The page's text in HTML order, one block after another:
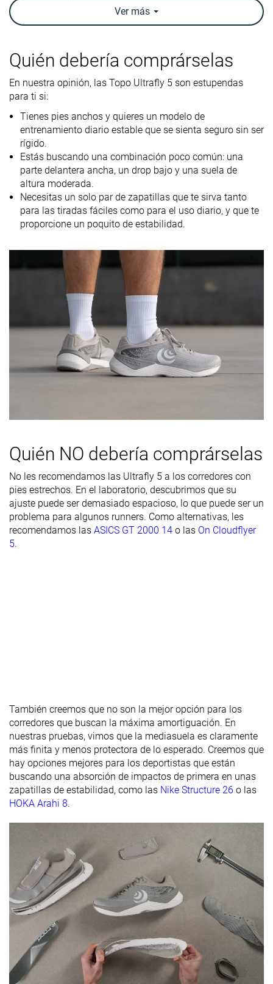
Arch support Estabilidad Estabilidad
Peso
Peso marca
9.6 oz / 272g 10.1 oz / 285g 9.6 oz / 272g
Drop
laboratorio
5.0 mm 7.3 mm 6.6 mm
Técnica de
carrera
Medio/antepié Medio/antepié Medio/
Talla
Tallan bien
Rigidez de la
mediasuela
- - Equilibrada
la rigidez de la
delantera
Decente Mala
del acolchado
del talón
Media Alta
Transpirabilidad Media
ajuste
Anchura de la
parte
delantera
Ancha Media Ancha
Antepié
laboratorio
Antepié
marca
25.2 mm
23.0 mm
25.7 mm
27.0 mm
26.4 mm
27.0 mm
Anchuras
disponibles
Estándar
Estándar
Ancho
Estándar
Ancho
friendly
Estación
Todas las
estaciones
Todas las
-
Removable
insole
✓ ✓
Clasificación #203 #172 Top 46%
Popularidad #330 45% inferior #265 29% inferior 35%
Ver más
Quién debería comprárselas
En nuestra opinión, las Topo Ultrafly 5 son estupendas
para ti si:
Tienes pies anchos y quieres un modelo de
entrenamiento diario estable que se sienta seguro sin ser
rígido.
Estás buscando una combinación poco común: una
parte delantera ancha, un drop bajo y una suela de
altura moderada.
Necesitas un solo par de zapatillas que te sirva tanto
para las tiradas fáciles como para el uso diario, y que te
proporcione un poquito de estabilidad.
Quién NO debería comprárselas
No les recomendamos las Ultrafly 5 a los corredores con
pies estrechos. En el laboratorio, descubrimos que su
ajuste puede ser demasiado espacioso, lo que puede ser un
problema para algunos runners. Como alternativas, les
recomendamos las ASICS GT 2000 14 o las On Cloudflyer
5.
También creemos que no son la mejor opción para los
corredores que buscan la máxima amortiguación. En
nuestras pruebas, vimos que la mediasuela es claramente
más finita y menos protectora de lo esperado. Creemos que
hay opciones mejores para los deportistas que están
buscando una absorción de impactos de primera en unas
zapatillas de estabilidad, como las Nike Structure 26 o las
HOKA Arahi 8.